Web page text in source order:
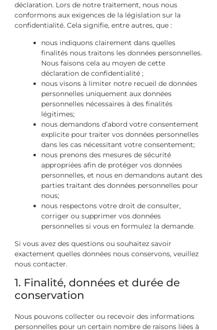
déclaration. Lors de notre traitement, nous nous
conformons aux exigences de la législation sur la
confidentialité. Cela signifie, entre autres, que :
nous indiquons clairement dans quelles
finalités nous traitons les données personnelles.
Nous faisons cela au moyen de cette
déclaration de confidentialité ;
nous visons à limiter notre recueil de données
personnelles uniquement aux données
personnelles nécessaires à des finalités
légitimes;
nous demandons d’abord votre consentement
explicite pour traiter vos données personnelles
dans les cas nécessitant votre consentement;
nous prenons des mesures de sécurité
appropriées afin de protéger vos données
personnelles, et nous en demandons autant des
parties traitant des données personnelles pour
nous;
nous respectons votre droit de consulter,
corriger ou supprimer vos données
personnelles si vous en formulez la demande.
Si vous avez des questions ou souhaitez savoir
exactement quelles données nous conservons, veuillez
nous contacter.
1. Finalité, données et durée de
conservation
Nous pouvons collecter ou recevoir des informations
personnelles pour un certain nombre de raisons liées à